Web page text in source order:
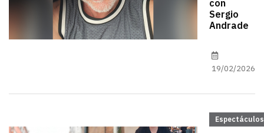
con
Sergio
Andrade
19/02/2026
Espectáculos